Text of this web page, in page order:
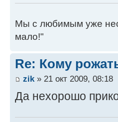
Мы с любимым уже
мало!"
Re: Кому
zik » 21 окт 2009, 08:18
Да нехорошо